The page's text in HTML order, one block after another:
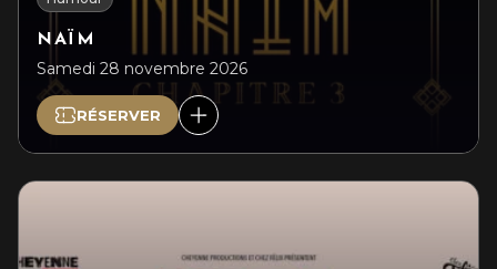
NAÏM
Samedi 28 novembre 2026
RÉSERVER